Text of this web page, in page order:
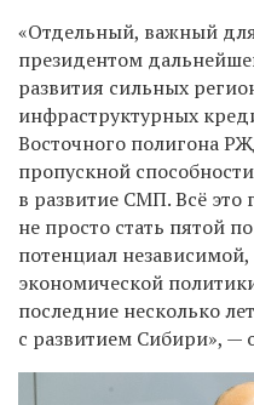
«Отдельный, важный
президентом
развития сильных
инфраструктурных
Восточного полигона
пропускной
в развитие СМП. Всё это
не просто стать пятой
потенциал
экономической
последние несколько
с развитием Сибири», —